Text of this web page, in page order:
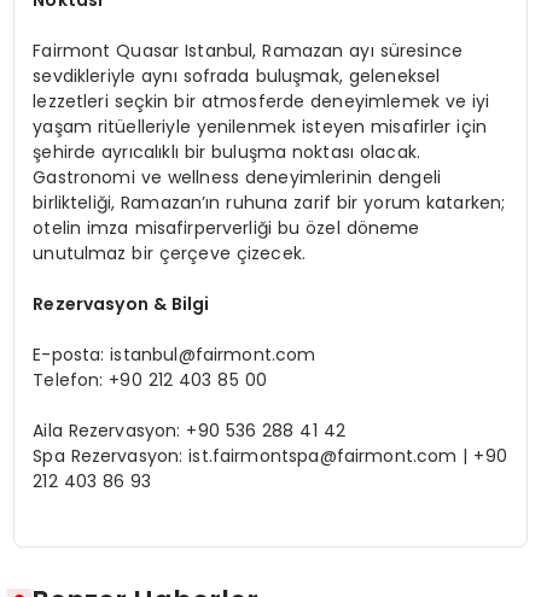
Fairmont Quasar Istanbul, Ramazan ayı süresince
sevdikleriyle aynı sofrada buluşmak, geleneksel
lezzetleri seçkin bir atmosferde deneyimlemek ve iyi
yaşam ritüelleriyle yenilenmek isteyen misafirler için
şehirde ayrıcalıklı bir buluşma noktası olacak.
Gastronomi ve wellness deneyimlerinin dengeli
birlikteliği, Ramazan’ın ruhuna zarif bir yorum katarken;
otelin imza misafirperverliği bu özel döneme
unutulmaz bir çerçeve çizecek.
Rezervasyon & Bilgi
E-posta:istanbul@fairmont.com
Telefon: +90 212 403 85 00
Aila Rezervasyon: +90 536 288 41 42
Spa Rezervasyon:ist.fairmontspa@fairmont.com | +90
212 403 86 93